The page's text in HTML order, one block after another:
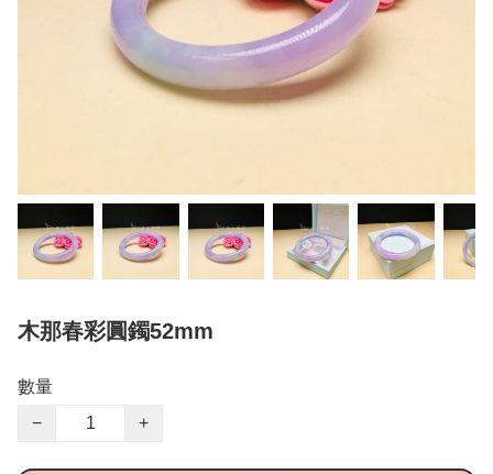
木那春彩圓鐲52mm
數量
−
+